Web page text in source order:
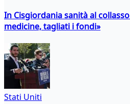
In Cisgiordania sanità al
medicine, tagliati i fondi»
Stati Uniti